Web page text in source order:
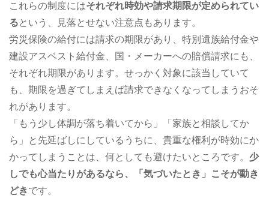
これらの制度にはそれぞれ時効や請求期限が定められてい
る という、見落とせない注意点もあります。
労災保険の給付には請求の期限があり、特別遺族給付金や
建設アスベスト給付金、国・メーカーへの賠償請求にも、
それぞれ期限があります。せっかく対象に該当していて
も、期限を過ぎてしまえば請求できなくなってしまうおそ
れがあります。
「もう少し体調が落ち着いてから」「家族と相談してか
ら」と先延ばしにしているうちに、貴重な権利が時効にか
かってしまうことは、何としても避けたいところです。 少
しでも心当たりがあるなら、「気づいたとき」こそが動き
どきです。